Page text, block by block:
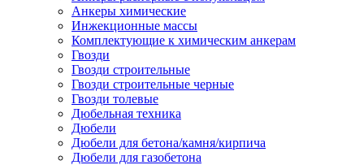
Анкеры химические
Инжекционные массы
Комплектующие к химическим анкерам
Гвозди
Гвозди строительные
Гвозди строительные черные
Гвозди толевые
Дюбельная техника
Дюбели
Дюбели для бетона/камня/кирпича
Дюбели для газобетона